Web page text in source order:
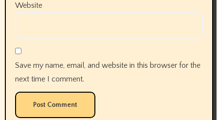
Website
Save my name, email, and website in this browser for the
next time I comment.